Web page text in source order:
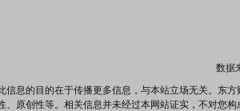
数据
信息的目的在于传播更多信息，与本站立场无关。东
、原创性等。相关信息并未经过本网站证实，不对您